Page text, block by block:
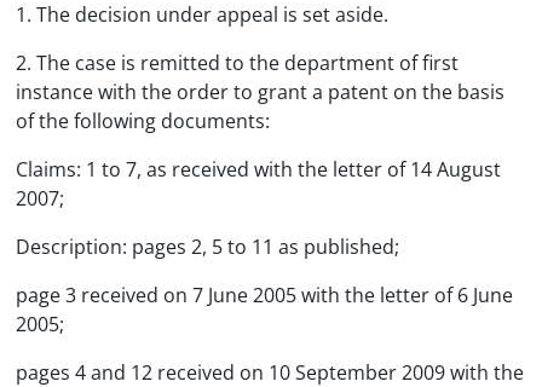
1. The decision under appeal is set aside.
2. The case is remitted to the department of first
instance with the order to grant a patent on the basis
of the following documents:
Claims: 1 to 7, as received with the letter of 14 August
2007;
Description: pages 2, 5 to 11 as published;
page 3 received on 7 June 2005 with the letter of 6 June
2005;
pages 4 and 12 received on 10 September 2009 with the